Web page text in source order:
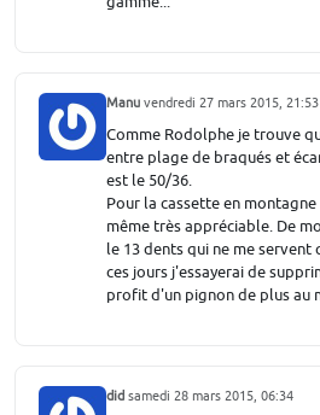
Manu vendredi 27 mars 2015, 21:53
Comme Rodolphe je trouve
entre plage de braqués et
est le 50/36.
Pour la cassette en
même très appréciable. De
le 13 dents qui ne me servent
ces jours j'essayerai de
profit d'un pignon de plus au
did samedi 28 mars 2015, 06:34